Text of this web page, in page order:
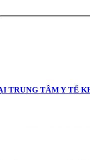
TRUNG TÂM Y TẾ